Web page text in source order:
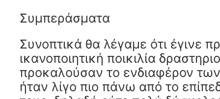
Συμπεράσματα
Συνοπτικά θα λέγαμε ότι έγινε
ικανοποιητική ποικιλία
προκαλούσαν το ενδιαφέρον
ήταν λίγο πιο πάνω από το